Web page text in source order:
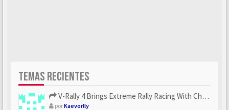
TEMAS RECIENTES
V-Rally 4 Brings Extreme Rally Racing With Challenging Track...
porKaevorlly